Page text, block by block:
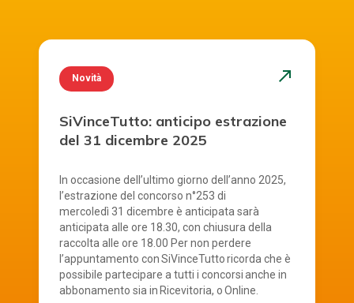
Novità north_east
SiVinceTutto: anticipo estrazione
del 31 dicembre 2025
In occasione dell’ultimo giorno dell’anno 2025,
l’estrazione del concorso n°253 di
mercoledì 31 dicembre è anticipata sarà
anticipata alle ore 18.30, con chiusura della
raccolta alle ore 18.00 Per non perdere
l’appuntamento con SiVinceTutto ricorda che è
possibile partecipare a tutti i concorsi anche in
abbonamento sia in Ricevitoria, o Online.